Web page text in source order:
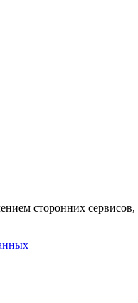
сторонних